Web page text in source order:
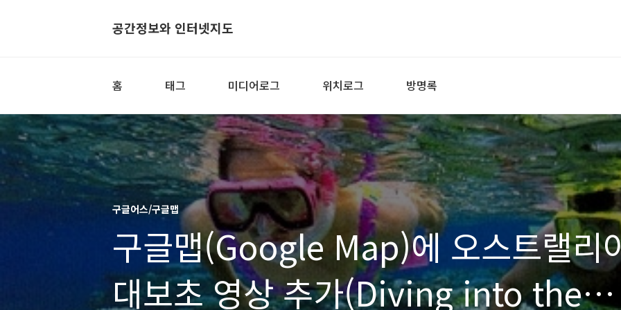
공간정보와 인터넷지도
홈 태그 미디어로그 위치로그 방명록
구글어스/구글맵
구글맵(Google Map)에 오스트랠리
대보초 영상 추가(Diving into the